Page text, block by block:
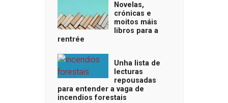
Novelas,
crónicas e
moitos máis
libros para a
rentrée
Unha lista de
lecturas
repousadas
para entender a vaga de
incendios forestais